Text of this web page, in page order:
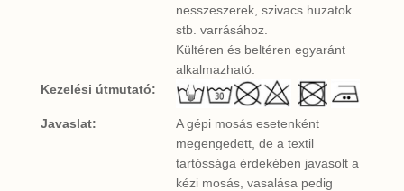
nesszeszerek, szivacs huzatok
stb. varrásához.
Kültéren és beltéren egyaránt
alkalmazható.
Kezelési útmutató:
Javaslat:
A gépi mosás esetenként
megengedett, de a textil
tartóssága érdekében javasolt a
kézi mosás, vasalása pedig